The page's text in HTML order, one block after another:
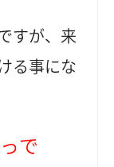
すが、来
る事にな
で